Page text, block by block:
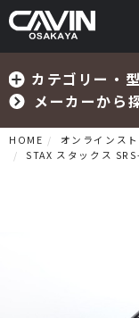
カテゴリー・
メーカーから
HOME オンラインス
STAX スタックス